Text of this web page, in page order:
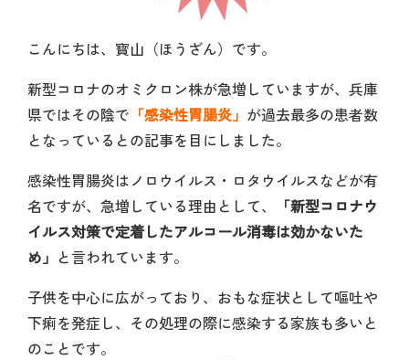
こんにちは、寳山（ほうざん）です。
新型コロナのオミクロン株が急増していますが、兵庫
県ではその陰で 「感染性胃腸炎」 が過去最多の患者数
となっているとの記事を目にしました。
感染性胃腸炎はノロウイルス・ロタウイルスなどが有
名ですが、急増している理由として、
「新型コロナウ
イルス対策で定着したアルコール消毒は効かないた
め」 と言われています。
子供を中心に広がっており、おもな症状として嘔吐や
下痢を発症し、その処理の際に感染する家族も多いと
のことです。